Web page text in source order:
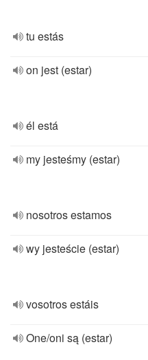
tu estás
on jest (estar)
él está
my jesteśmy (estar)
nosotros estamos
wy jesteście (estar)
vosotros estáis
One/oni są (estar)